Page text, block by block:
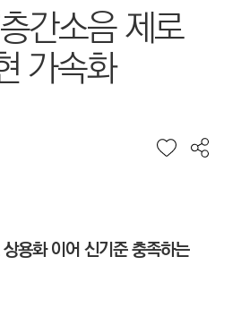
간소음 제로
가속화
용화 이어 신기준 충족하는